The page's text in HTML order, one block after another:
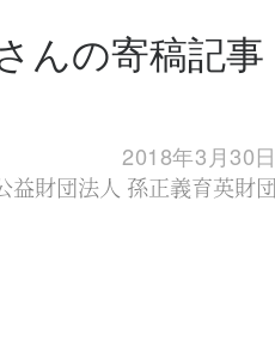
んの寄稿記事
2018年3月30日
益財団法人 孫正義育英財団